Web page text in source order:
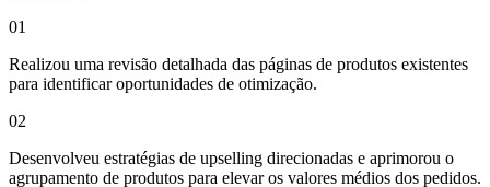
01
Realizou uma revisão detalhada das páginas de produtos existentes
para identificar oportunidades de otimização.
02
Desenvolveu estratégias de upselling direcionadas e aprimorou o
agrupamento de produtos para elevar os valores médios dos pedidos.